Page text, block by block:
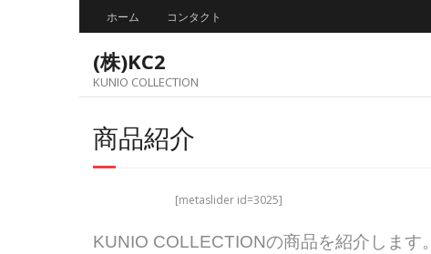
ホーム コンタクト
(株)KC2
KUNIO COLLECTION
商品紹介
[metaslider id=3025]
KUNIO COLLECTIONの商品を紹介します。